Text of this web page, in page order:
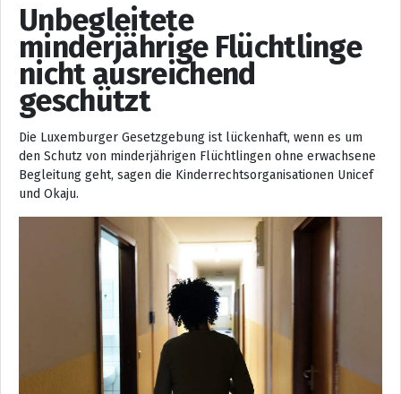
Unbegleitete
minderjährige Flüchtlinge
nicht ausreichend
geschützt
Die Luxemburger Gesetzgebung ist lückenhaft, wenn es um
den Schutz von minderjährigen Flüchtlingen ohne erwachsene
Begleitung geht, sagen die Kinderrechtsorganisationen Unicef
und Okaju.